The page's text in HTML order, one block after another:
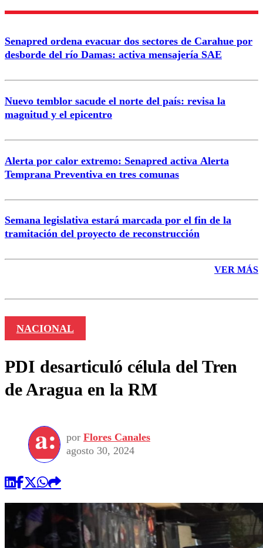
Correo
Senapred ordena evacuar dos sectores de Carahue por
desborde del río Damas: activa mensajería SAE
Nuevo temblor sacude el norte del país: revisa la
magnitud y el epicentro
Alerta por calor extremo: Senapred activa Alerta
Temprana Preventiva en tres comunas
Semana legislativa estará marcada por el fin de la
tramitación del proyecto de reconstrucción
VER MÁS
NACIONAL
PDI desarticuló célula del Tren
de Aragua en la RM
por Flores Canales
agosto 30, 2024